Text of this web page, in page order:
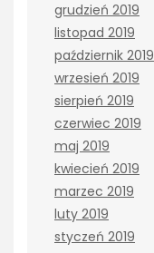
grudzień 2019
listopad 2019
październik 2019
wrzesień 2019
sierpień 2019
czerwiec 2019
maj 2019
kwiecień 2019
marzec 2019
luty 2019
styczeń 2019